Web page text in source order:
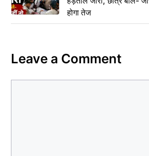
होगा तेज
Leave a Comment